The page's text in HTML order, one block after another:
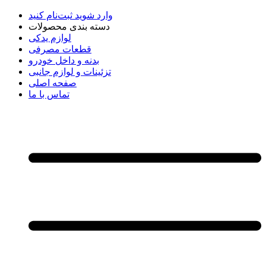
وارد شوید ثبت‌نام کنید
دسته بندی محصولات
لوازم یدکی
قطعات مصرفی
بدنه و داخل خودرو
تزئینات و لوازم جانبی
صفحه اصلی
تماس با ما